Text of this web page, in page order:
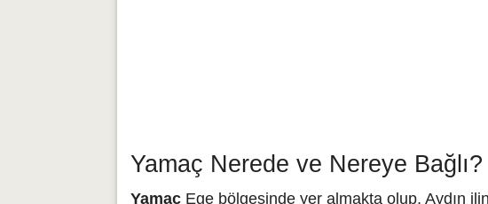
Yamaç Nerede ve Nereye Bağlı?
Yamaç Ege bölgesinde yer almakta olup, Aydın